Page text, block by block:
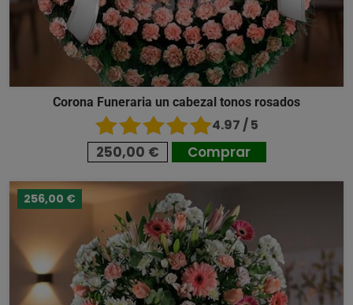
Corona Funeraria un cabezal tonos rosados
4.97 / 5
250,00 € Comprar
256,00 €